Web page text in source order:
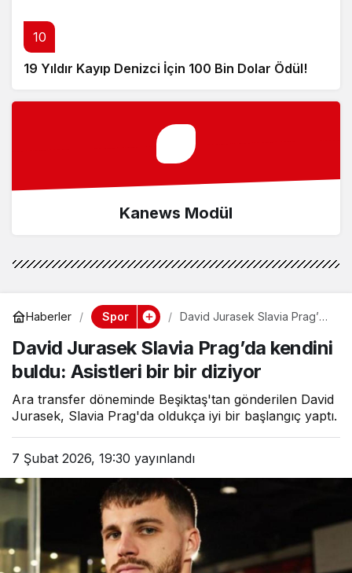
10
19 Yıldır Kayıp Denizci İçin 100 Bin Dolar Ödül!
Kanews Modül
Haberler Spor
David Jurasek Slavia Prag’da
diziyor
David Jurasek Slavia Prag’da kendini
buldu: Asistleri bir bir diziyor
Ara transfer döneminde Beşiktaş'tan gönderilen David
Jurasek, Slavia Prag'da oldukça iyi bir başlangıç yaptı.
7 Şubat 2026, 19:30 yayınlandı